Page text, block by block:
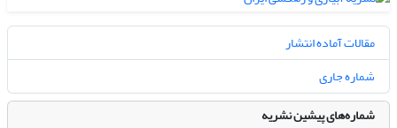
مقالات آماده انتشار
شماره جاری
شماره‌های پیشین نشریه